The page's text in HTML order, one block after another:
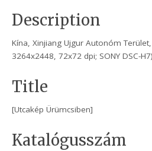
Description
Kína, Xinjiang Ujgur Autonóm Terület,
3264x2448, 72x72 dpi; SONY DSC-H7)
Title
[Utcakép Ürümcsiben]
Katalógusszám